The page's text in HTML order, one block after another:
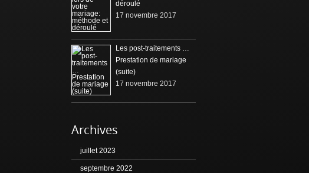
déroulé
17 novembre 2017
Les post-traitements …
Prestation de mariage
(suite)
17 novembre 2017
Archives
juillet 2023
septembre 2022